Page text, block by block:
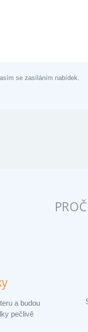
se zasíláním nabídek.
a budou
pečlivě